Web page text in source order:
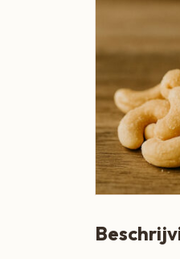
Groente &
Koken,
Lifestyle
Snacks &
Thee &
Zoetbeleg